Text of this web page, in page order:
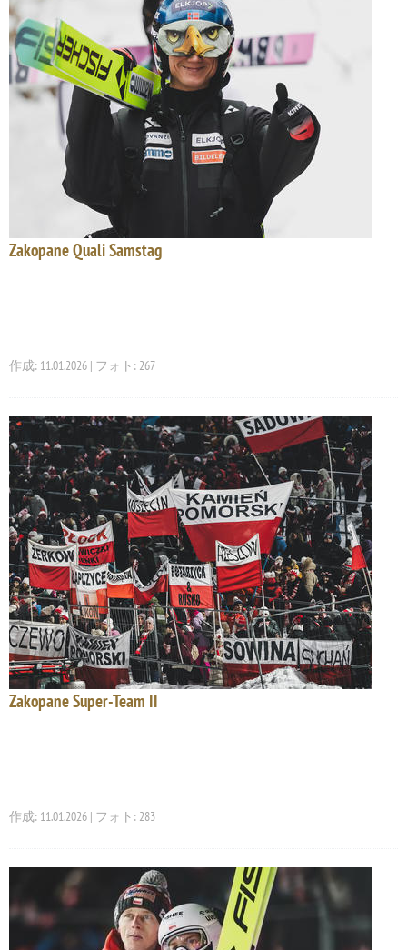
Zakopane Quali Samstag
作成: 11.01.2026 | フォト: 267
Zakopane Super-Team II
作成: 11.01.2026 | フォト: 283